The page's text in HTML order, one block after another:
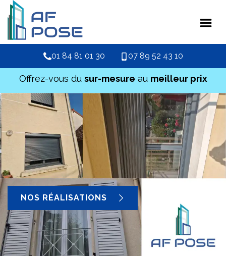
01 84 81 01 30 07 89 52 43 10
Offrez-vous du sur-mesure au meilleur prix
NOS RÉALISATIONS